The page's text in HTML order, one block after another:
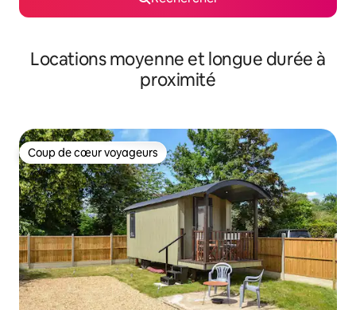
Locations moyenne et longue durée à
proximité
Coup de cœur voyageurs
Coup de cœur voyageurs